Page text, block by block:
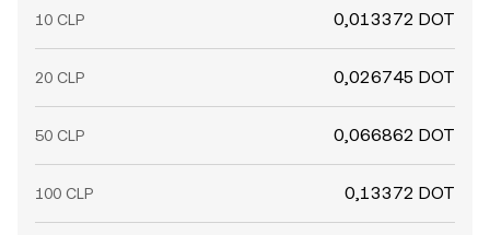
10 CLP 0,013372 DOT
20 CLP 0,026745 DOT
50 CLP 0,066862 DOT
100 CLP 0,13372 DOT